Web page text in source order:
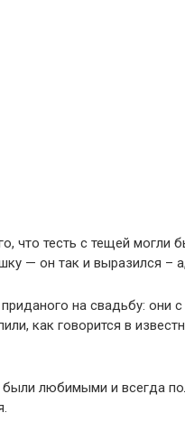
что тесть с тещей могли
— он так и выразился –
на свадьбу:
как говорится в
любимыми и всегда